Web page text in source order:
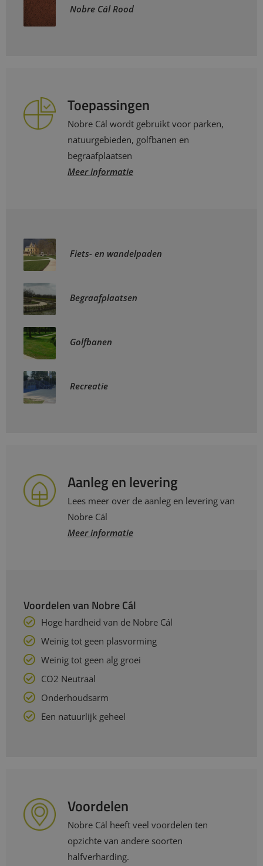
Nobre Cál Rood
Toepassingen
Nobre Cál wordt gebruikt voor parken,
natuurgebieden, golfbanen en
begraafplaatsen
Meer informatie
Fiets- en wandelpaden
Begraafplaatsen
Golfbanen
Recreatie
Aanleg en levering
Lees meer over de aanleg en levering van
Nobre Cál
Meer informatie
Voordelen van Nobre Cál
Hoge hardheid van de Nobre Cál
Weinig tot geen plasvorming
Weinig tot geen alg groei
CO2 Neutraal
Onderhoudsarm
Een natuurlijk geheel
Voordelen
Nobre Cál heeft veel voordelen ten
opzichte van andere soorten
halfverharding.